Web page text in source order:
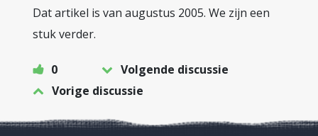
Dat artikel is van augustus 2005. We zijn een
stuk verder.
0
Volgende discussie
Vorige discussie